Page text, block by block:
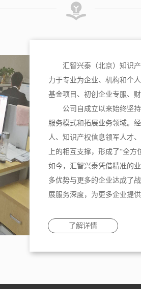
汇智兴泰（北京）知识
力于专业为企业、机构和个
基金项目、初创企业专服、财
公司自成立以来始终坚
服务模式和拓展业务领域。
人、知识产权信息领军人才
上的相互支撑，形成了“全
如今，汇智兴泰凭借精准的
多优势与更多的企业达成了
展服务深度，为更多企业提
了解详情